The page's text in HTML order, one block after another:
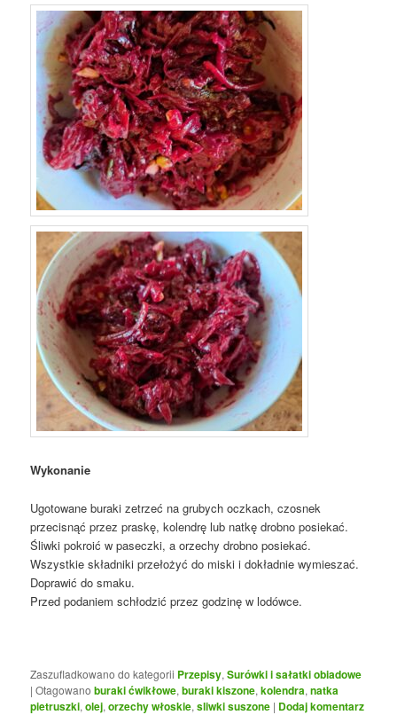
Wykonanie
Ugotowane buraki zetrzeć na grubych oczkach, czosnek
przecisnąć przez praskę, kolendrę lub natkę drobno posiekać.
Śliwki pokroić w paseczki, a orzechy drobno posiekać.
Wszystkie składniki przełożyć do miski i dokładnie wymieszać.
Doprawić do smaku.
Przed podaniem schłodzić przez godzinę w lodówce.
Zaszufladkowano do kategorii Przepisy,Surówki i sałatki obiadowe
|Otagowano buraki ćwikłowe,buraki kiszone,kolendra,natka
pietruszki,olej,orzechy włoskie,sliwki suszone | Dodaj komentarz